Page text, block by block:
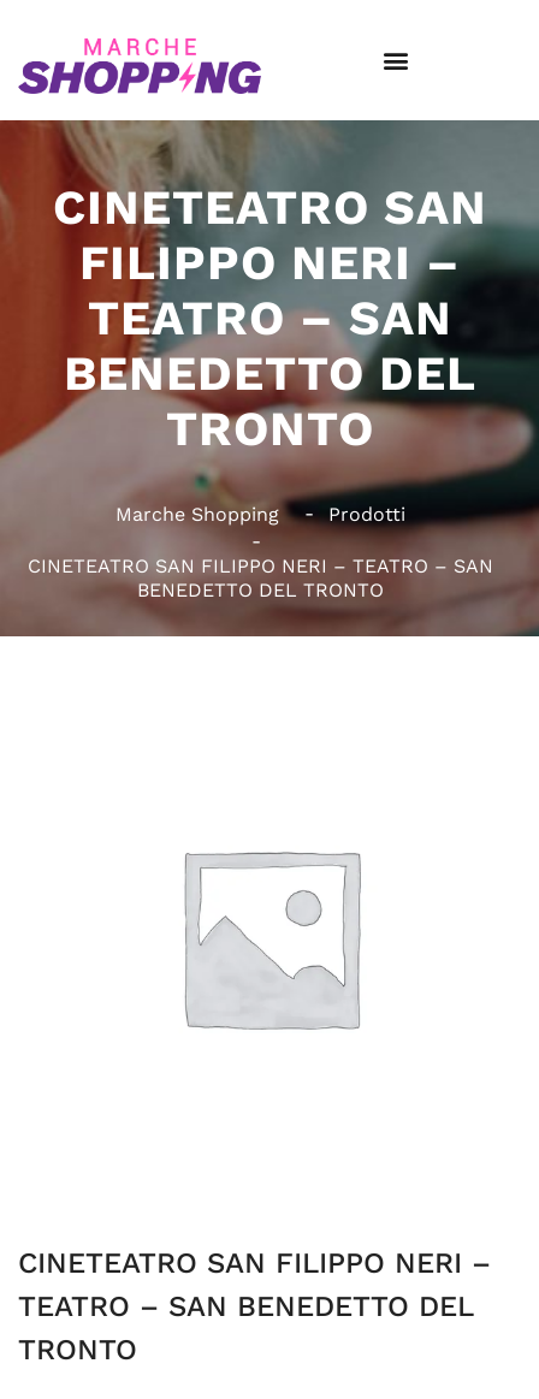
CINETEATRO SAN
FILIPPO NERI –
TEATRO – SAN
BENEDETTO DEL
TRONTO
Marche Shopping Prodotti
CINETEATRO SAN FILIPPO NERI – TEATRO – SAN
BENEDETTO DEL TRONTO
CINETEATRO SAN FILIPPO NERI –
TEATRO – SAN BENEDETTO DEL
TRONTO